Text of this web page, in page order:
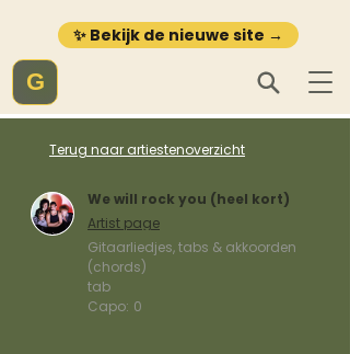
✨ Bekijk de nieuwe site →
G
Terug naar artiestenoverzicht
We will rock you (heel kort)
Artist page
Gitaarliedjes, tabs & akkoorden
(chords)
tab
Capo: 0